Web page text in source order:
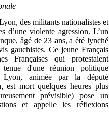
des militants nationalistes et
d’une violente agression. L’un
âgé de 23 ans, a été lynché
gauchistes. Ce jeune Français
Françaises qui protestaient
d'une réunion politique
Lyon, animée par la député
est mort quelques heures plus
prévisible) pose un
et appelle les réflexions